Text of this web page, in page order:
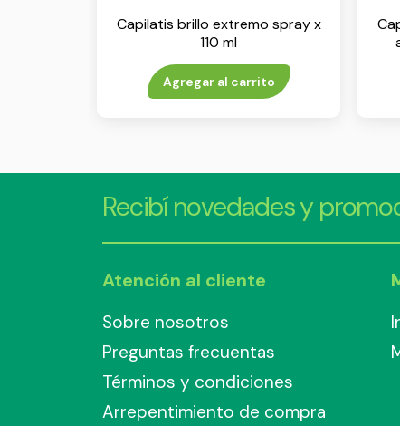
Capilatis brillo extremo spray x
110 ml
Agregar al carrito
Recibí novedades y
Atención al cliente
Sobre nosotros
Preguntas frecuentas
Términos y condiciones
Arrepentimiento de compra